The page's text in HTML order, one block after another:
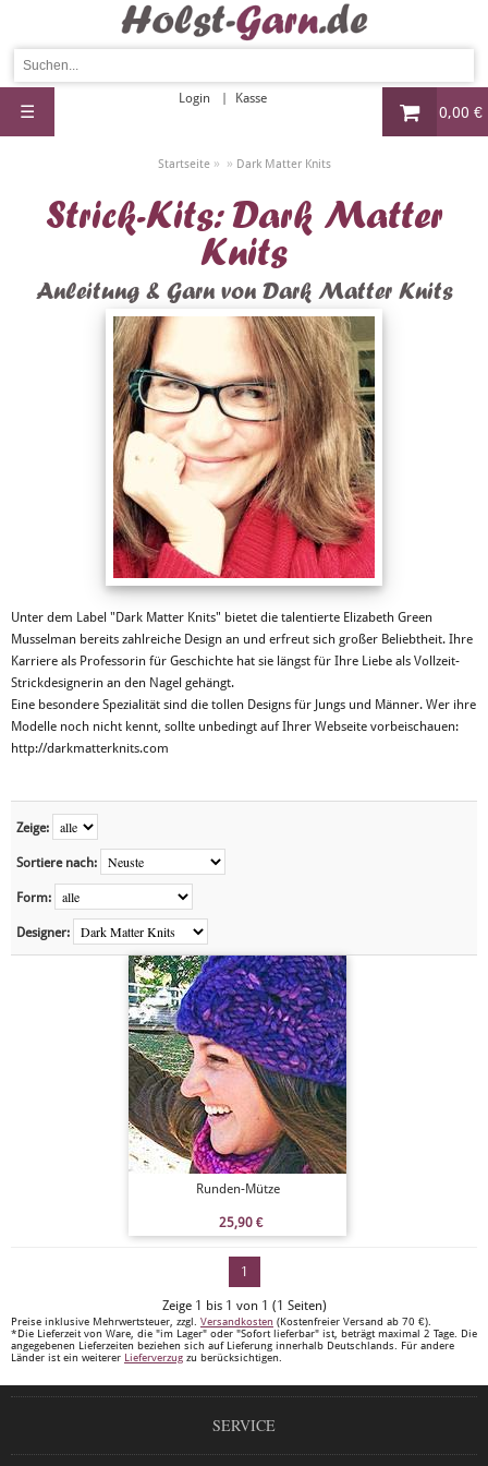
0,00 €
Login Kasse
☰
Startseite» » Dark Matter Knits
Strick-Kits: Dark Matter
Knits
Anleitung & Garn von Dark Matter Knits
Unter dem Label "Dark Matter Knits" bietet die talentierte Elizabeth Green
Musselman bereits zahlreiche Design an und erfreut sich großer Beliebtheit. Ihre
Karriere als Professorin für Geschichte hat sie längst für Ihre Liebe als Vollzeit-
Strickdesignerin an den Nagel gehängt.
Eine besondere Spezialität sind die tollen Designs für Jungs und Männer. Wer ihre
Modelle noch nicht kennt, sollte unbedingt auf Ihrer Webseite vorbeischauen:
http://darkmatterknits.com
Zeige:
Sortiere nach:
Form:
Designer:
Runden-Mütze
25,90 €
1
Zeige 1 bis 1 von 1 (1 Seiten)
Preise inklusive Mehrwertsteuer, zzgl. Versandkosten (Kostenfreier Versand ab 70 €).
*Die Lieferzeit von Ware, die "im Lager" oder "Sofort lieferbar" ist, beträgt maximal 2 Tage. Die
angegebenen Lieferzeiten beziehen sich auf Lieferung innerhalb Deutschlands. Für andere
Länder ist ein weiterer Lieferverzug zu berücksichtigen.
SERVICE